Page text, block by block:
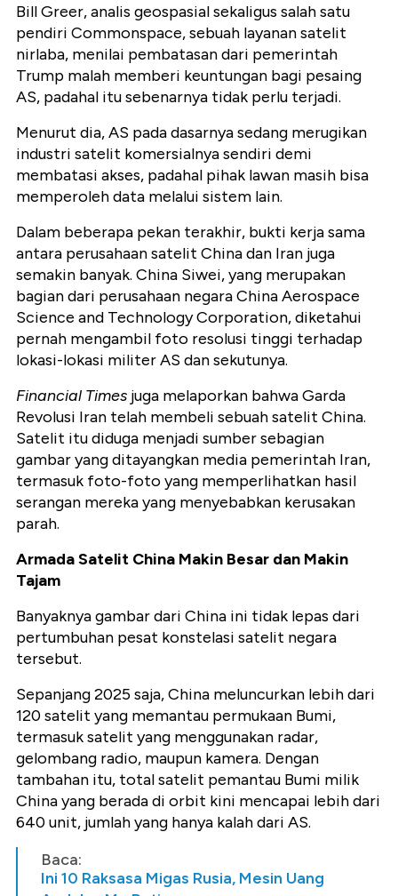
Bill Greer, analis geospasial sekaligus salah satu
pendiri Commonspace, sebuah layanan satelit
nirlaba, menilai pembatasan dari pemerintah
Trump malah memberi keuntungan bagi pesaing
AS, padahal itu sebenarnya tidak perlu terjadi.
Menurut dia, AS pada dasarnya sedang merugikan
industri satelit komersialnya sendiri demi
membatasi akses, padahal pihak lawan masih bisa
memperoleh data melalui sistem lain.
Dalam beberapa pekan terakhir, bukti kerja sama
antara perusahaan satelit China dan Iran juga
semakin banyak. China Siwei, yang merupakan
bagian dari perusahaan negara China Aerospace
Science and Technology Corporation, diketahui
pernah mengambil foto resolusi tinggi terhadap
lokasi-lokasi militer AS dan sekutunya.
Financial Times juga melaporkan bahwa Garda
Revolusi Iran telah membeli sebuah satelit China.
Satelit itu diduga menjadi sumber sebagian
gambar yang ditayangkan media pemerintah Iran,
termasuk foto-foto yang memperlihatkan hasil
serangan mereka yang menyebabkan kerusakan
parah.
Armada Satelit China Makin Besar dan Makin
Tajam
Banyaknya gambar dari China ini tidak lepas dari
pertumbuhan pesat konstelasi satelit negara
tersebut.
Sepanjang 2025 saja, China meluncurkan lebih dari
120 satelit yang memantau permukaan Bumi,
termasuk satelit yang menggunakan radar,
gelombang radio, maupun kamera. Dengan
tambahan itu, total satelit pemantau Bumi milik
China yang berada di orbit kini mencapai lebih dari
640 unit, jumlah yang hanya kalah dari AS.
Baca:
Ini 10 Raksasa Migas Rusia, Mesin Uang